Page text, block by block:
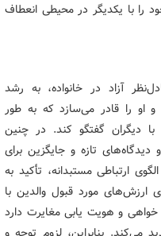
را با یکدیگر در محیطی انعطاف
آزاد در خانواده، به رشد
او را قادر می‌سازد که به طور
با دیگران گفتگو کند. در چنین
دیدگاه‌های تازه و جایگزین برای
ارتباطی مستبدانه، تأکید به
ارزش‌های مورد قبول والدین با
و هویت یابی مغایرت دارد